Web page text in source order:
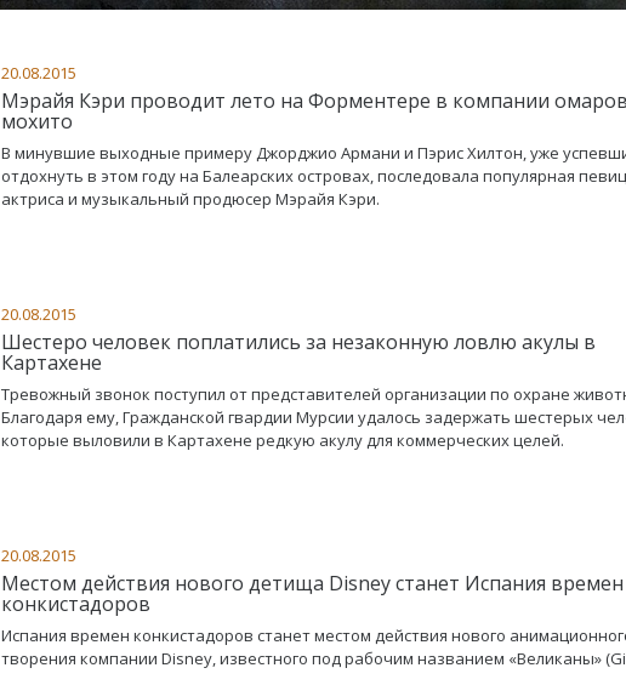
20.08.2015
Мэрайя Кэри проводит лето на Форментере в компании
мохито
В минувшие выходные примеру Джорджио Армани и Пэрис Хилтон, уже
отдохнуть в этом году на Балеарских островах, последовала популярная
актриса и музыкальный продюсер Мэрайя Кэри.
20.08.2015
Шестеро человек поплатились за незаконную ловлю акулы в
Картахене
Тревожный звонок поступил от представителей организации по охране
Благодаря ему, Гражданской гвардии Мурсии удалось задержать шестерых
которые выловили в Картахене редкую акулу для коммерческих целей.
20.08.2015
Местом действия нового детища Disney станет Испания времен
конкистадоров
Испания времен конкистадоров станет местом действия нового
творения компании Disney, известного под рабочим названием «Великаны»